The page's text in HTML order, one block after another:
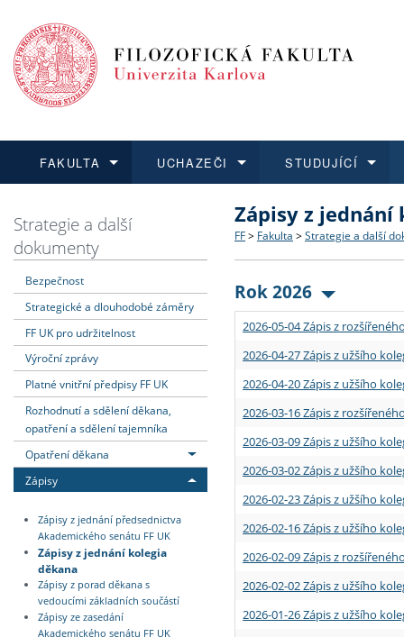
FAKULTA
Dozvědět se více
Struktura a historie
Strategie a další
Podpora a benefity pro
Absolventi fakulty
UCHAZEČI
Podat přihlášku
Co studovat a jak se
Učitelské studijní
Informace k průběhu
STUDUJÍCÍ
Dozvědět se více
Bakalářské a magisterské
Doktorské studium
Rigorózní řízení
Dozvědět se více
O vědě a výzkumu na FF
Akademické kvalifikace
Granty a projekty
Dozvědět se více
Aktuální nabídky a
Vyjíždějící studenti
Přijíždějící studenti
Vyjíždějící zaměstnanci
Strategie a další
dokumenty
Bezpečnost
Strategické a dlouhodobé záměry
FF UK pro udržitelnost
Výroční zprávy
Platné vnitřní předpisy FF UK
Rozhodnutí a sdělení děkana,
opatření a sdělení tajemníka
Opatření děkana
Zápisy
Zápisy z jednání předsednictva
Akademického senátu FF UK
Zápisy z jednání kolegia
děkana
Zápisy z porad děkana s
vedoucími základních součástí
Zápisy ze zasedání
Akademického senátu FF UK
Zápisy z jednání
FF > Fakulta > Strategie a další
Rok 2026
2026-05-04 Zápis z
2026-04-27 Zápis z užšího
2026-04-20 Zápis z užšího
2026-03-16 Zápis z
2026-03-09 Zápis z užšího
2026-03-02 Zápis z užšího
2026-02-23 Zápis z užšího
2026-02-16 Zápis z užšího
2026-02-09 Zápis z
2026-02-02 Zápis z užšího
2026-01-26 Zápis z užšího